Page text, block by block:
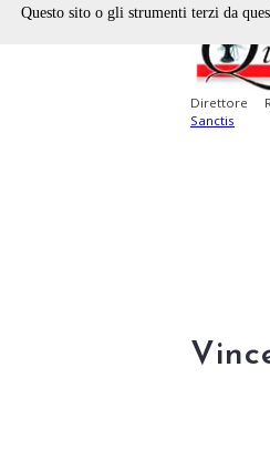
Direttore
Sanctis
Questo sito o gli strumenti terzi da